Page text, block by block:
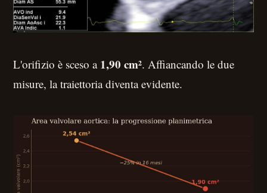
L'orifizio è sceso a 1,90 cm². Affiancando le due
misure, la traiettoria diventa evidente.